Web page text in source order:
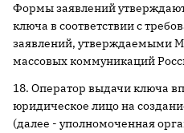
Формы заявлений
ключа в соответствии с
заявлений, утверждаемыми
массовых коммуникаций
18. Оператор выдачи ключа
юридическое лицо на
(далее - уполномоченная